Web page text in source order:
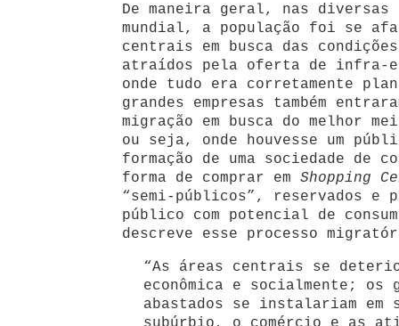
De maneira geral, nas diversas
mundial, a população foi se
centrais em busca das
atraídos pela oferta de infra-
onde tudo era corretamente
grandes empresas também
migração em busca do melhor
ou seja, onde houvesse um
formação de uma sociedade de
forma de comprar em Shopping
“semi-públicos”, reservados e
público com potencial de
descreve esse processo
“As áreas centrais se
econômica e socialmente; os
abastados se instalariam em